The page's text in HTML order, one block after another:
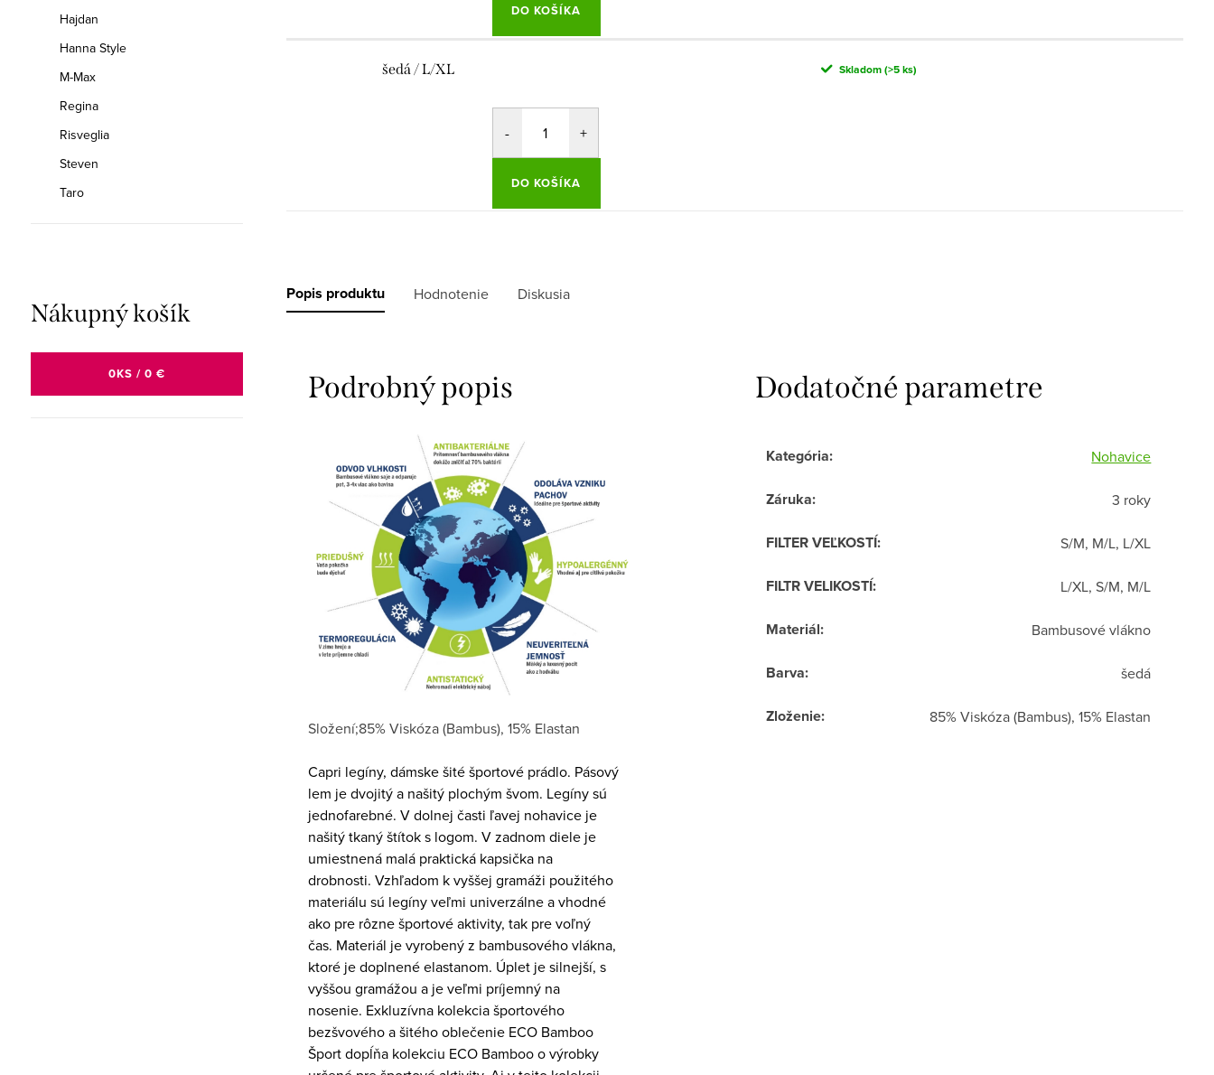
Hajdan
Hanna Style
M-Max
Regina
Risveglia
Steven
Taro
Nákupný košík
0KS / 0 €
DO KOŠÍKA
šedá / L/XL Skladom(>5 ks)
DO KOŠÍKA
Popis produktu Hodnotenie Diskusia
Podrobný popis
Složení;85% Viskóza (Bambus), 15% Elastan
Capri legíny, dámske šité športové prádlo. Pásový
lem je dvojitý a našitý plochým švom. Legíny sú
jednofarebné. V dolnej časti ľavej nohavice je
našitý tkaný štítok s logom. V zadnom diele je
umiestnená malá praktická kapsička na
drobnosti. Vzhľadom k vyššej gramáži použitého
materiálu sú legíny veľmi univerzálne a vhodné
ako pre rôzne športové aktivity, tak pre voľný
čas. Materiál je vyrobený z bambusového vlákna,
ktoré je doplnené elastanom. Úplet je silnejší, s
vyššou gramážou a je veľmi príjemný na
nosenie. Exkluzívna kolekcia športového
bezšvového a šitého oblečenie ECO Bamboo
Šport dopĺňa kolekciu ECO Bamboo o výrobky
Dodatočné parametre
Kategória: Nohavice
Záruka: 3 roky
FILTER VEĽKOSTÍ: S/M, M/L, L/XL
FILTR VELIKOSTÍ: L/XL, S/M, M/L
Materiál: Bambusové vlákno
Barva: šedá
Zloženie: 85% Viskóza (Bambus), 15% Elastan